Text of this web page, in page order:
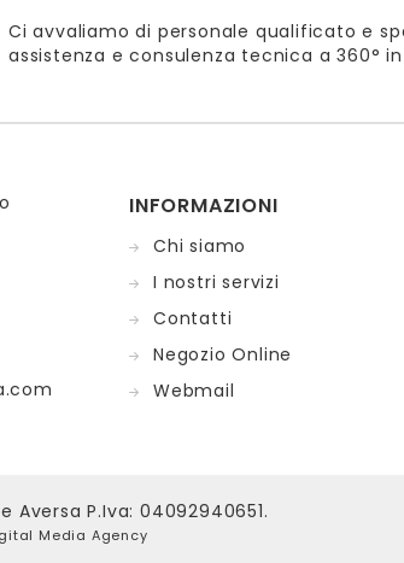
Ci avvaliamo di personale qualificato e
assistenza e consulenza tecnica a 360°
INFORMAZIONI
Chi siamo
I nostri servizi
Contatti
Negozio Online
Webmail
Aversa P.Iva: 04092940651.
Media Agency